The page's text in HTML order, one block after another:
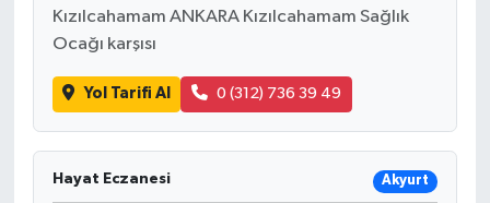
Kızılcahamam ANKARA Kızılcahamam Sağlık
Ocağı karşısı
Yol Tarifi Al 0 (312) 736 39 49
Hayat Eczanesi Akyurt